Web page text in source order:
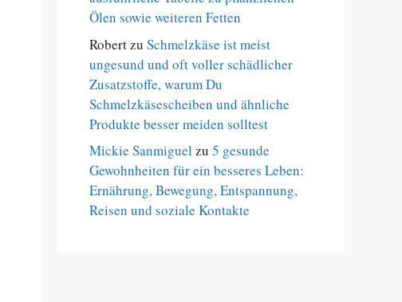
Ölen sowie weiteren Fetten
Robert zu Schmelzkäse ist meist
ungesund und oft voller schädlicher
Zusatzstoffe, warum Du
Schmelzkäsescheiben und ähnliche
Produkte besser meiden solltest
Mickie Sanmiguel zu 5 gesunde
Gewohnheiten für ein besseres Leben:
Ernährung, Bewegung, Entspannung,
Reisen und soziale Kontakte